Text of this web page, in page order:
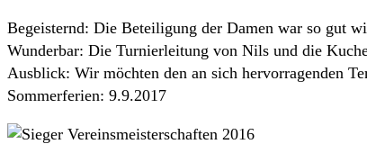
Begeisternd: Die Beteiligung der Damen war so gut
Wunderbar: Die Turnierleitung von Nils und die
Ausblick: Wir möchten den an sich hervorragenden
Sommerferien: 9.9.2017